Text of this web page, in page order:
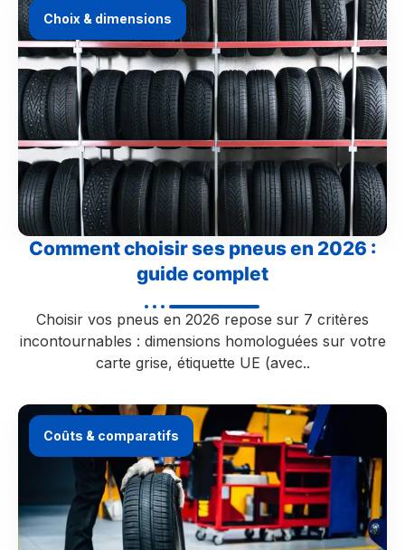
Choix & dimensions
Comment choisir ses pneus en 2026 :
guide complet
Choisir vos pneus en 2026 repose sur 7 critères
incontournables : dimensions homologuées sur votre
carte grise, étiquette UE (avec..
Coûts & comparatifs